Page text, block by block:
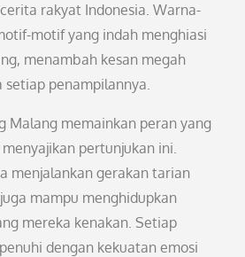
rakyat Indonesia. Warna-
motif yang indah menghiasi
menambah kesan megah
setiap penampilannya.
Malang memainkan peran yang
pertunjukan ini.
menjalankan gerakan tarian
mampu menghidupkan
mereka kenakan. Setiap
dengan kekuatan emosi